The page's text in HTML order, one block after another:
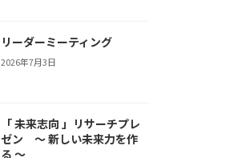
リーダーミーティング
2026年7月3日
「 未来志向 」リサーチプレ
ゼン ～ 新しい未来力を作
る ～